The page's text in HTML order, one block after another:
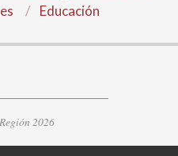
Educación
2026